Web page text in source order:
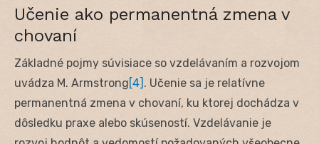
Učenie ako permanentná zmena v
chovaní
Základné pojmy súvisiace so vzdelávaním a rozvojom
uvádza M. Armstrong[4] . Učenie sa je relatívne
permanentná zmena v chovaní, ku ktorej dochádza v
dôsledku praxe alebo skúseností. Vzdelávanie je